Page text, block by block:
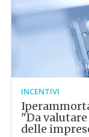
INCENTIVI
"Da
delle